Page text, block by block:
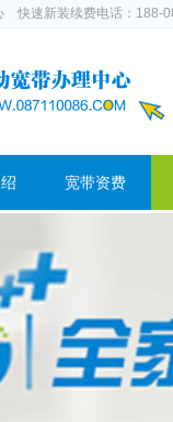
快速新装续费电话：188-
宽带资费